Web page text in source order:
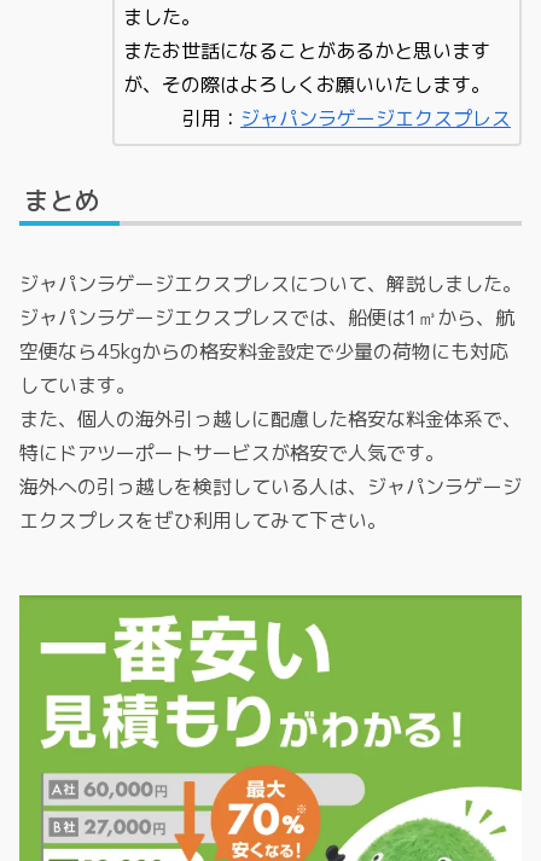
ました。
またお世話になることがあるかと思います
が、その際はよろしくお願いいたします。
引用： ジャパンラゲージエクスプレス
まとめ
ジャパンラゲージエクスプレスについて、解説しました。
ジャパンラゲージエクスプレスでは、船便は1㎥から、航
空便なら45kgからの格安料金設定で少量の荷物にも対応
しています。
また、個人の海外引っ越しに配慮した格安な料金体系で、
特にドアツーポートサービスが格安で人気です。
海外への引っ越しを検討している人は、ジャパンラゲージ
エクスプレスをぜひ利用してみて下さい。